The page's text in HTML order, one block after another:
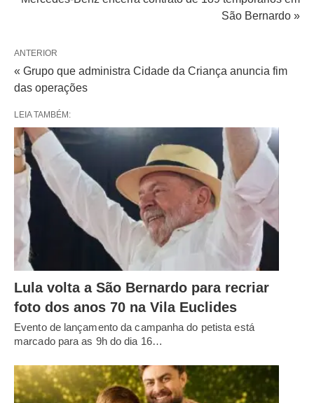
São Bernardo »
ANTERIOR
« Grupo que administra Cidade da Criança anuncia fim
das operações
LEIA TAMBÉM:
Lula volta a São Bernardo para recriar
foto dos anos 70 na Vila Euclides
Evento de lançamento da campanha do petista está
marcado para as 9h do dia 16…